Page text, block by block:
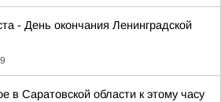
- День окончания Ленинградской
в Саратовской области к этому часу